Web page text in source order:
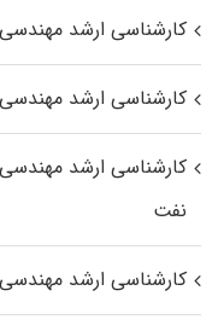
کارشناسی ارشد
کارشناسی ارشد مهندسی
کارشناسی ارشد مهندسی
نفت
کارشناسی ارشد